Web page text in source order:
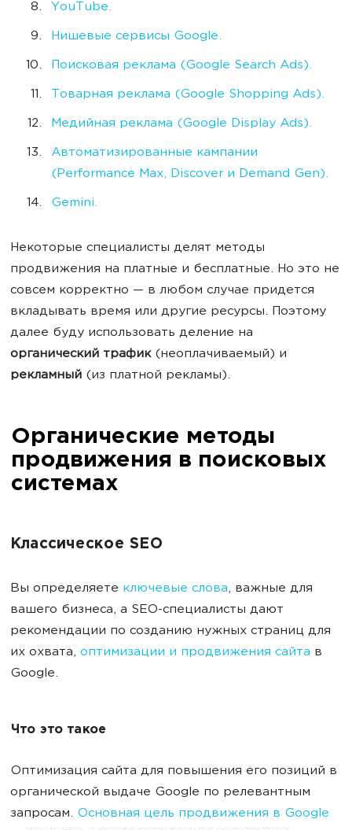
YouTube.
Нишевые сервисы Google.
Поисковая реклама (Google Search Ads).
Товарная реклама (Google Shopping Ads).
Медийная реклама (Google Display Ads).
Автоматизированные кампании
(Performance Max, Discover и Demand Gen).
Gemini.
Некоторые специалисты делят методы
продвижения на платные и бесплатные. Но это не
совсем корректно — в любом случае придется
вкладывать время или другие ресурсы. Поэтому
далее буду использовать деление на
органический трафик(неоплачиваемый) и
рекламный (из платной рекламы).
Органические методы
продвижения в поисковых
системах
Классическое SEO
Вы определяете ключевые слова, важные для
вашего бизнеса, а SEO-специалисты дают
рекомендации по созданию нужных страниц для
их охвата, оптимизации и продвижения сайта в
Google.
Что это такое
Оптимизация сайта для повышения его позиций в
органической выдаче Google по релевантным
запросам. Основная цель продвижения в Google